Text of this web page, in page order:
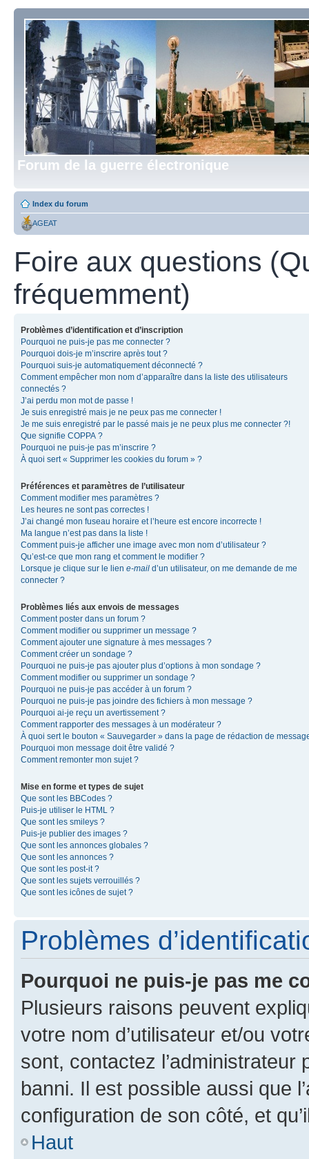
Forum de la guerre électronique
Index du forum
AGEAT
Foire aux questions
fréquemment)
Problèmes d’identification et d’inscription
Pourquoi ne puis-je pas me connecter ?
Pourquoi dois-je m’inscrire après tout ?
Pourquoi suis-je automatiquement déconnecté ?
Comment empêcher mon nom d’apparaître dans la liste des utilisateurs
connectés ?
J’ai perdu mon mot de passe !
Je suis enregistré mais je ne peux pas me connecter !
Je me suis enregistré par le passé mais je ne peux plus me connecter ?!
Que signifie COPPA ?
Pourquoi ne puis-je pas m’inscrire ?
À quoi sert « Supprimer les cookies du forum » ?
Préférences et paramètres de l’utilisateur
Comment modifier mes paramètres ?
Les heures ne sont pas correctes !
J’ai changé mon fuseau horaire et l’heure est encore incorrecte !
Ma langue n’est pas dans la liste !
Comment puis-je afficher une image avec mon nom d’utilisateur ?
Qu’est-ce que mon rang et comment le modifier ?
Lorsque je clique sur le lien e-mail d’un utilisateur, on me demande de me
connecter ?
Problèmes liés aux envois de messages
Comment poster dans un forum ?
Comment modifier ou supprimer un message ?
Comment ajouter une signature à mes messages ?
Comment créer un sondage ?
Pourquoi ne puis-je pas ajouter plus d’options à mon sondage ?
Comment modifier ou supprimer un sondage ?
Pourquoi ne puis-je pas accéder à un forum ?
Pourquoi ne puis-je pas joindre des fichiers à mon message ?
Pourquoi ai-je reçu un avertissement ?
Comment rapporter des messages à un modérateur ?
À quoi sert le bouton « Sauvegarder » dans la page de rédaction de
Pourquoi mon message doit être validé ?
Comment remonter mon sujet ?
Mise en forme et types de sujet
Que sont les BBCodes ?
Puis-je utiliser le HTML ?
Que sont les smileys ?
Puis-je publier des images ?
Que sont les annonces globales ?
Que sont les annonces ?
Que sont les post-it ?
Que sont les sujets verrouillés ?
Que sont les icônes de sujet ?
Problèmes
Pourquoi ne puis-je pas me
Plusieurs raisons peuvent
votre nom d’utilisateur et/ou
sont, contactez l’administrateur
banni. Il est possible aussi que
configuration de son côté, et
Haut